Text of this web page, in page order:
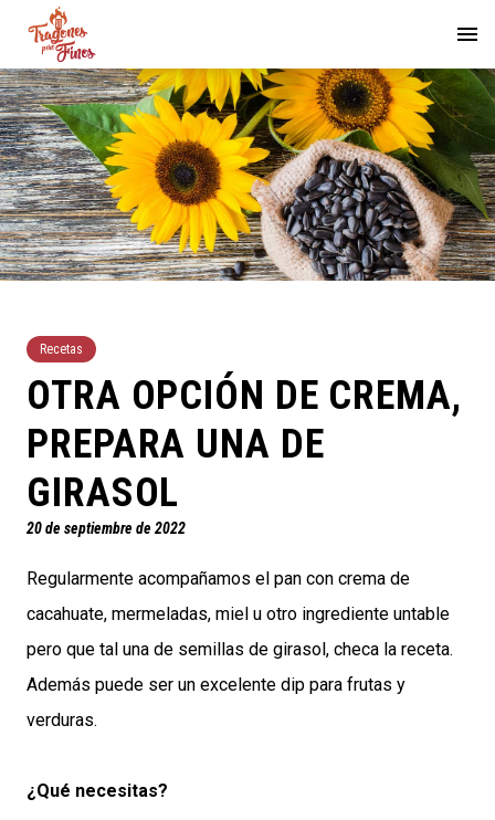
Recetas
OTRA OPCIÓN DE CREMA,
PREPARA UNA DE
GIRASOL
20 de septiembre de 2022
Regularmente acompañamos el pan con crema de
cacahuate, mermeladas, miel u otro ingrediente untable
pero que tal una de semillas de girasol, checa la receta.
Además puede ser un excelente dip para frutas y
verduras.
¿Qué necesitas?